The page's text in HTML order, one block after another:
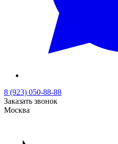
8 (923) 050-88-88
Заказать звонок
Москва